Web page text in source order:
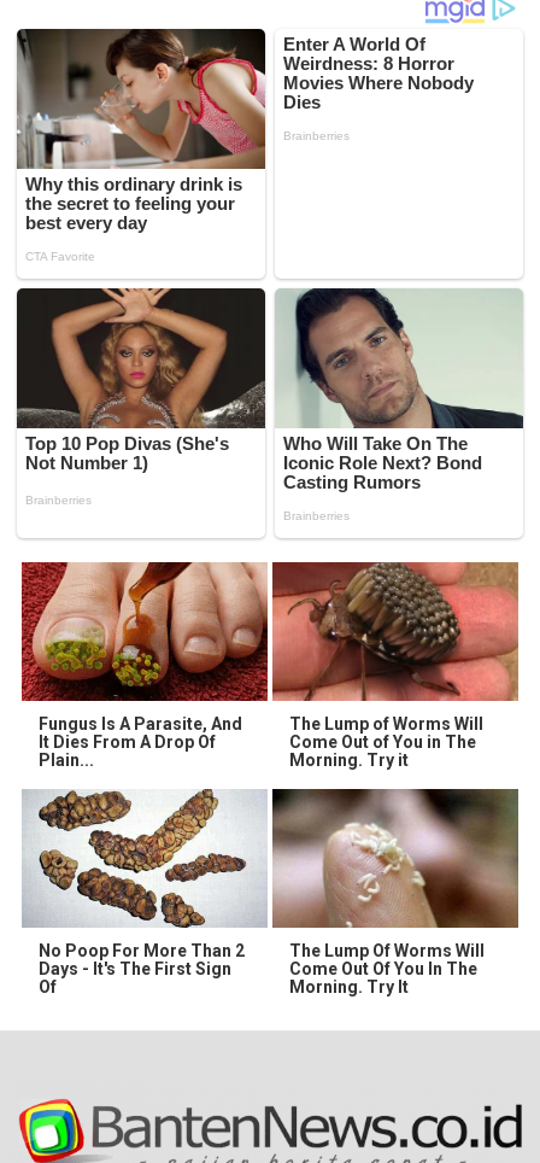
Fungus Is A Parasite, And
It Dies From A Drop Of
Plain...
The Lump of Worms Will
Come Out of You in The
Morning. Try it
No Poop For More Than 2
Days - It's The First Sign
Of
The Lump Of Worms Will
Come Out Of You In The
Morning. Try It